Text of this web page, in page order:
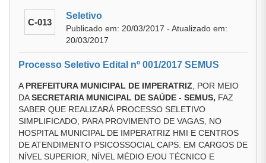
C-013
Seletivo
Publicado em: 20/03/2017 - Atualizado em:
20/03/2017
Processo Seletivo Edital nº 001/2017 SEMUS
A PREFEITURA MUNICIPAL DE IMPERATRIZ , POR MEIO
DASECRETARIA MUNICIPAL DE SAÚDE - SEMUS, FAZ
SABER QUE REALIZARÁ PROCESSO SELETIVO
SIMPLIFICADO, PARA PROVIMENTO DE VAGAS, NO
HOSPITAL MUNICIPAL DE IMPERATRIZ HMI E CENTROS
DE ATENDIMENTO PSICOSSOCIAL CAPS. EM CARGOS DE
NÍVEL SUPERIOR, NÍVEL MÉDIO E/OU TÉCNICO E